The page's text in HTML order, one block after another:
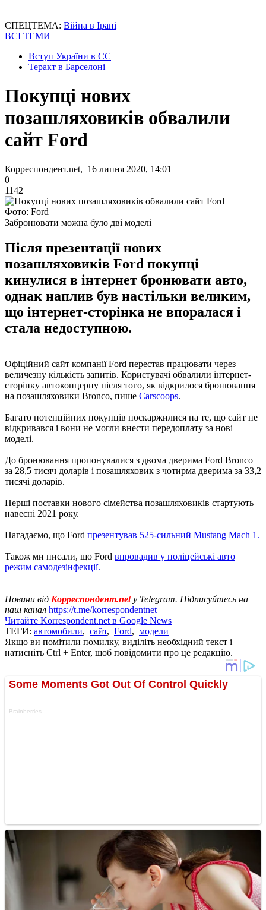
СПЕЦТЕМА: Війна в Ірані
ВСІ ТЕМИ
Вступ України в ЄС
Теракт в Барселоні
Покупці нових
позашляховиків обвалили
сайт Ford
Корреспондент.net, 16 липня 2020, 14:01
0
1142
Фото: Ford
Забронювати можна було дві моделі
Після презентації нових
позашляховиків Ford покупці
кинулися в інтернет бронювати авто,
однак наплив був настільки великим,
що інтернет-сторінка не впоралася і
стала недоступною.
Офіційний сайт компанії Ford перестав працювати через
величезну кількість запитів. Користувачі обвалили інтернет-
сторінку автоконцерну після того, як відкрилося бронювання
на позашляховики Bronco, пише Carscoops.
Багато потенційних покупців поскаржилися на те, що сайт не
відкривався і вони не могли внести передоплату за нові
моделі.
До бронювання пропонувалися з двома дверима Ford Bronco
за 28,5 тисяч доларів і позашляховик з чотирма дверима за 33,2
тисячі доларів.
Перші поставки нового сімейства позашляховиків стартують
навесні 2021 року.
Нагадаємо, що Ford презентував 525-сильний Mustang Mach 1.
Також ми писали, що Ford впровадив у поліцейські авто
режим самодезінфекції.
Новини від Корреспондент.net у Telegram. Підписуйтесь на
наш канал https://t.me/korrespondentnet
Читайте Korrespondent.net в Google News
ТЕГИ: автомобили, сайт, Ford, модели
Якщо ви помітили помилку, виділіть необхідний текст і
натисніть Ctrl + Enter, щоб повідомити про це редакцію.